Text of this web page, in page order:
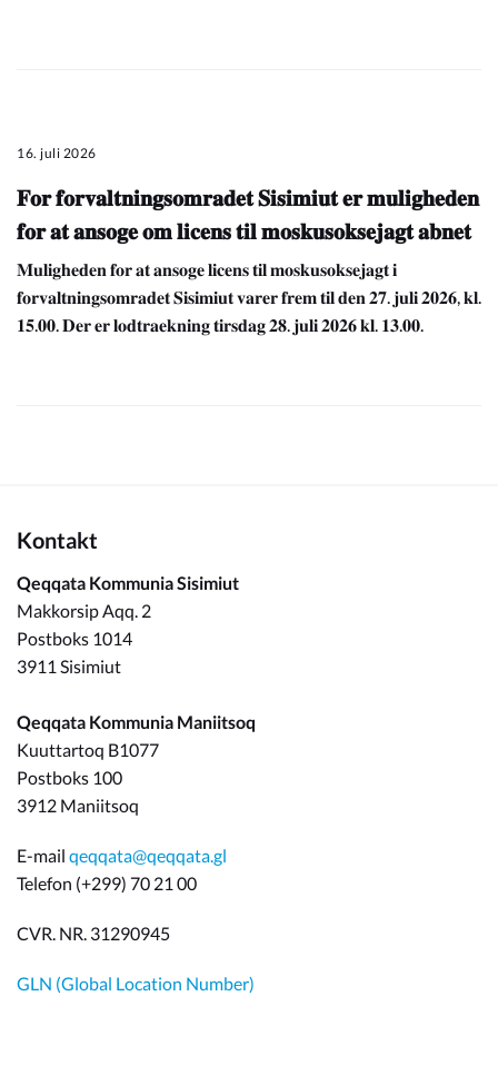
16. juli 2026
𝐅𝐨𝐫 𝐟𝐨𝐫𝐯𝐚𝐥𝐭𝐧𝐢𝐧𝐠𝐬𝐨𝐦𝐫𝐚𝐝𝐞𝐭 𝐒𝐢𝐬𝐢𝐦𝐢𝐮𝐭 𝐞𝐫 𝐦𝐮𝐥𝐢𝐠𝐡𝐞𝐝𝐞𝐧
𝐟𝐨𝐫 𝐚𝐭 𝐚𝐧𝐬𝐨𝐠𝐞 𝐨𝐦 𝐥𝐢𝐜𝐞𝐧𝐬 𝐭𝐢𝐥 𝐦𝐨𝐬𝐤𝐮𝐬𝐨𝐤𝐬𝐞𝐣𝐚𝐠𝐭 𝐚𝐛𝐧𝐞𝐭
𝐌𝐮𝐥𝐢𝐠𝐡𝐞𝐝𝐞𝐧 𝐟𝐨𝐫 𝐚𝐭 𝐚𝐧𝐬𝐨𝐠𝐞 𝐥𝐢𝐜𝐞𝐧𝐬 𝐭𝐢𝐥 𝐦𝐨𝐬𝐤𝐮𝐬𝐨𝐤𝐬𝐞𝐣𝐚𝐠𝐭 𝐢
𝐟𝐨𝐫𝐯𝐚𝐥𝐭𝐧𝐢𝐧𝐠𝐬𝐨𝐦𝐫𝐚𝐝𝐞𝐭 𝐒𝐢𝐬𝐢𝐦𝐢𝐮𝐭 𝐯𝐚𝐫𝐞𝐫 𝐟𝐫𝐞𝐦 𝐭𝐢𝐥 𝐝𝐞𝐧 𝟐𝟕. 𝐣𝐮𝐥𝐢 𝟐𝟎𝟐𝟔, 𝐤𝐥.
𝟏𝟓.𝟎𝟎. 𝐃𝐞𝐫 𝐞𝐫 𝐥𝐨𝐝𝐭𝐫𝐚𝐞𝐤𝐧𝐢𝐧𝐠 𝐭𝐢𝐫𝐬𝐝𝐚𝐠 𝟐𝟖. 𝐣𝐮𝐥𝐢 𝟐𝟎𝟐𝟔 𝐤𝐥. 𝟏𝟑.𝟎𝟎.
Kontakt
Qeqqata Kommunia Sisimiut
Makkorsip Aqq. 2
Postboks 1014
3911 Sisimiut
Qeqqata Kommunia Maniitsoq
Kuuttartoq B1077
Postboks 100
3912 Maniitsoq
E-mail qeqqata@qeqqata.gl
Telefon (+299) 70 21 00
CVR. NR. 31290945
GLN (Global Location Number)